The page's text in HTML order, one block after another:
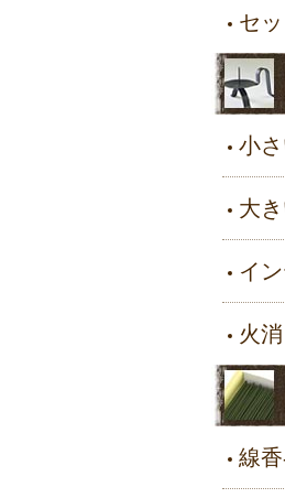
セ
小
大
イ
火
線